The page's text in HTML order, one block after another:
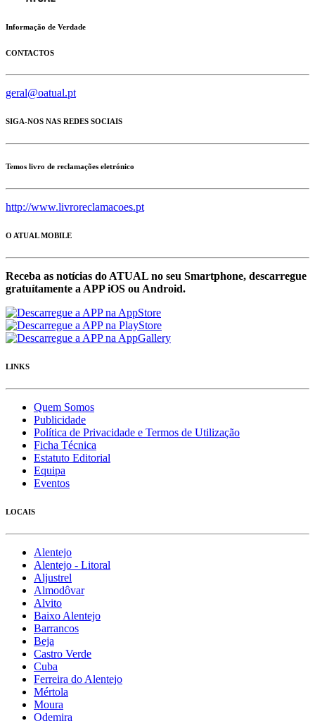
Informação de Verdade
CONTACTOS
geral@oatual.pt
SIGA-NOS NAS REDES SOCIAIS
Temos livro de reclamações eletrónico
http://www.livroreclamacoes.pt
O ATUAL MOBILE
Receba as notícias do ATUAL no seu Smartphone, descarregue
gratuítamente a APP iOS ou Android.
LINKS
Quem Somos
Publicidade
Política de Privacidade e Termos de Utilização
Ficha Técnica
Estatuto Editorial
Equipa
Eventos
LOCAIS
Alentejo
Alentejo - Litoral
Aljustrel
Almodôvar
Alvito
Baixo Alentejo
Barrancos
Beja
Castro Verde
Cuba
Ferreira do Alentejo
Mértola
Moura
Odemira